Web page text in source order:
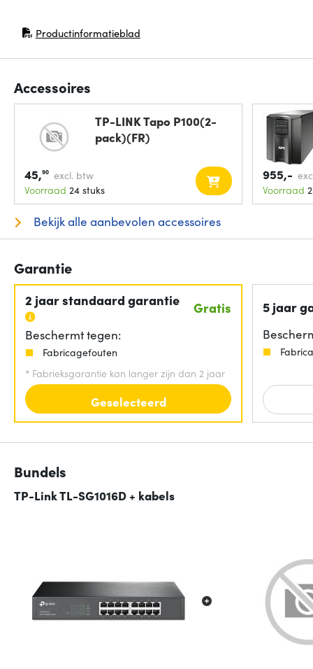
Productinformatieblad
(opent in nieuw venster)
Accessoires
TP-LINK Tapo P100(2-
pack)(FR)
45,90 excl. btw
Voorraad 24 stuks
955,-
Voorraad
Bekijk alle aanbevolen accessoires
Garantie
2 jaar standaard garantie Gratis
Beschermt tegen:
Fabricagefouten
* Fabrieksgarantie kan langer zijn dan 2 jaar
Geselecteerd
5 jaar
Bundels
TP-Link TL-SG1016D + kabels